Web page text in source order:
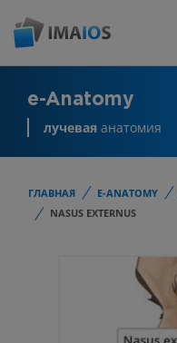
e-Anatomy
лучевая анатомия
ГЛАВНАЯ E-ANATOMY
NASUS EXTERNUS